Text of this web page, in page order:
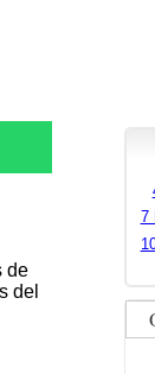
de
del
7